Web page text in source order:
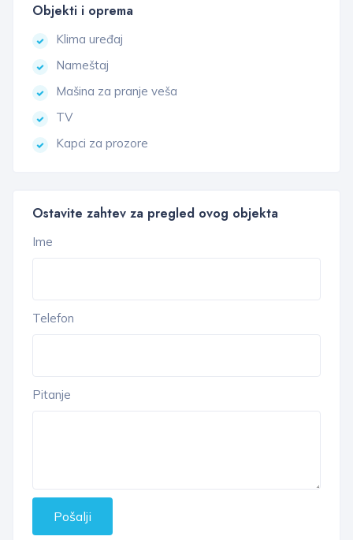
Objekti i oprema
Klima uređaj
Nameštaj
Mašina za pranje veša
TV
Kapci za prozore
Ostavite zahtev za pregled ovog objekta
Ime
Telefon
Pitanje
Pošalji